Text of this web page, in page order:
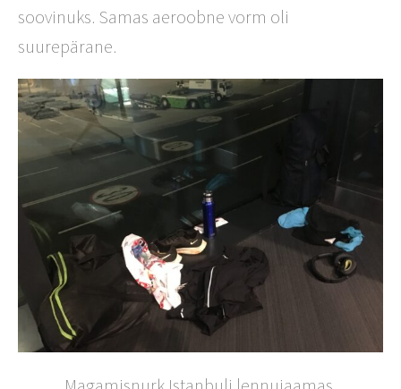
soovinuks. Samas aeroobne vorm oli
suurepärane.